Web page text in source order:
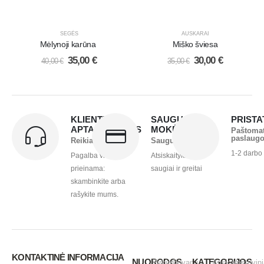
SEGĖS
Mėlynoji karūna
40,00€ 35,00 €
AUSKARAI
Miško šviesa
35,00€ 30,00 €
KLIENTŲ
APTARNAVIMAS
Reikia pagalbos?
Pagalba visada
prieinama:
skambinkite arba
rašykite mums.
SAUGUS
MOKĖJIMAS
Saugu ir greita
Atsiskaitykite
saugiai ir greitai
1-2
KONTAKTINĖ INFORMACIJA